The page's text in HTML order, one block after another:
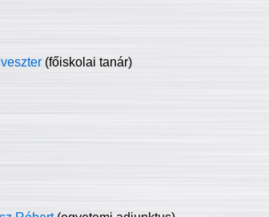
(főiskolai tanár)